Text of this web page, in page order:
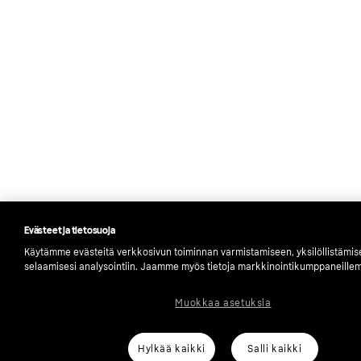
Evästeet ja tietosuoja
Käytämme evästeitä verkkosivun toiminnan varmistamiseen,
selaamisesi analysointiin. Jaamme myös tietoja
Hylkää kaikki Salli kaikki
Muokkaa asetuksia